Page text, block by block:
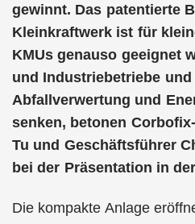
gewinnt. Das patentierte
Kleinkraftwerk ist für
KMUs genauso geeignet
und Industriebetriebe
Abfallverwertung und
senken, betonen
Tu und Geschäftsführer
bei der Präsentation in
Die kompakte Anlage